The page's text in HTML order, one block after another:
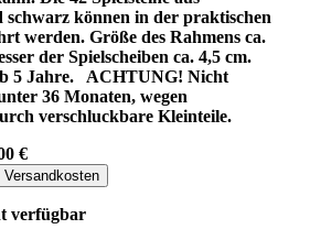
können in der praktischen
werden. Größe des Rahmens ca.
der Spielscheiben ca. 4,5 cm.
5 Jahre. ACHTUNG! Nicht
36 Monaten, wegen
verschluckbare Kleinteile.
€
verfügbar